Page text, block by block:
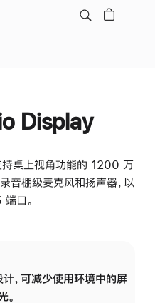
Display
桌上视角功能的 1200 万
棚级麦克风和扬声器，以
口。
，可减少使用环境中的屏
。